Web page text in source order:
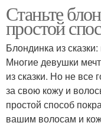
Волос к
Уход за
Станьте
простой
Блондинка из
Многие девушки
из сказки. Но не все
за свою кожу и
простой способ
вашим волосам и